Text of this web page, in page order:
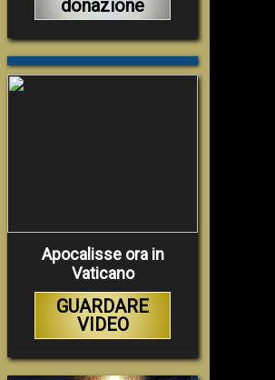
donazione
Apocalisse ora in
Vaticano
GUARDARE
VIDEO